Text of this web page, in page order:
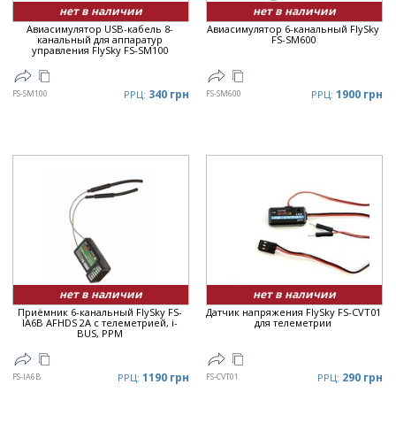
нет в наличии
Авиасимулятор USB-кабель 8-
канальный для аппаратур
управления FlySky FS-SM100
FS-SM100 РРЦ: 340 грн
нет в наличии
Авиасимулятор 6-канальный FlySky
FS-SM600
FS-SM600 РРЦ: 1900 грн
нет в наличии
Приёмник 6-канальный FlySky FS-
IA6B AFHDS 2A с телеметрией, i-
BUS, PPM
FS-IA6B РРЦ: 1190 грн
нет в наличии
Датчик напряжения FlySky FS-CVT01
для телеметрии
FS-CVT01 РРЦ: 290 грн